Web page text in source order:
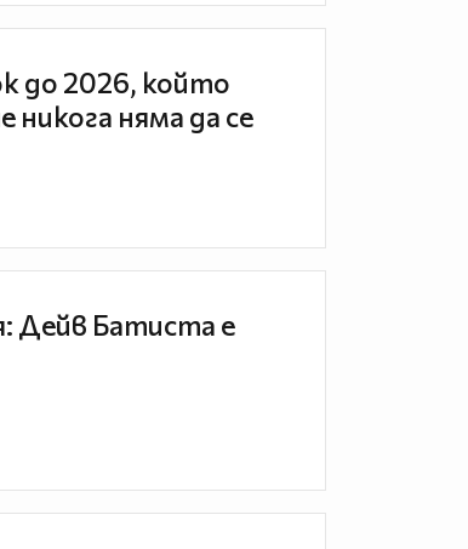
до 2026, който
никога няма да се
Дейв Батиста е